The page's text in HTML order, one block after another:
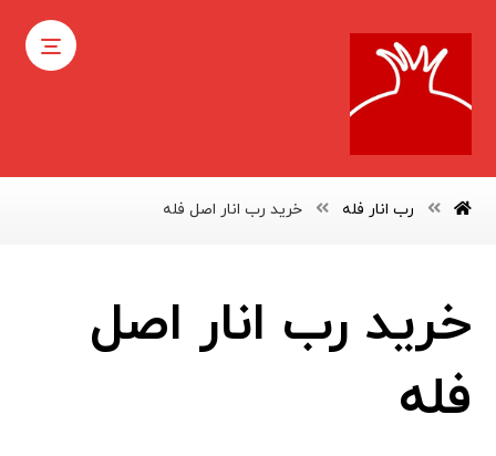
رب انار فله خرید رب انار اصل فله
خرید رب انار اصل
فله